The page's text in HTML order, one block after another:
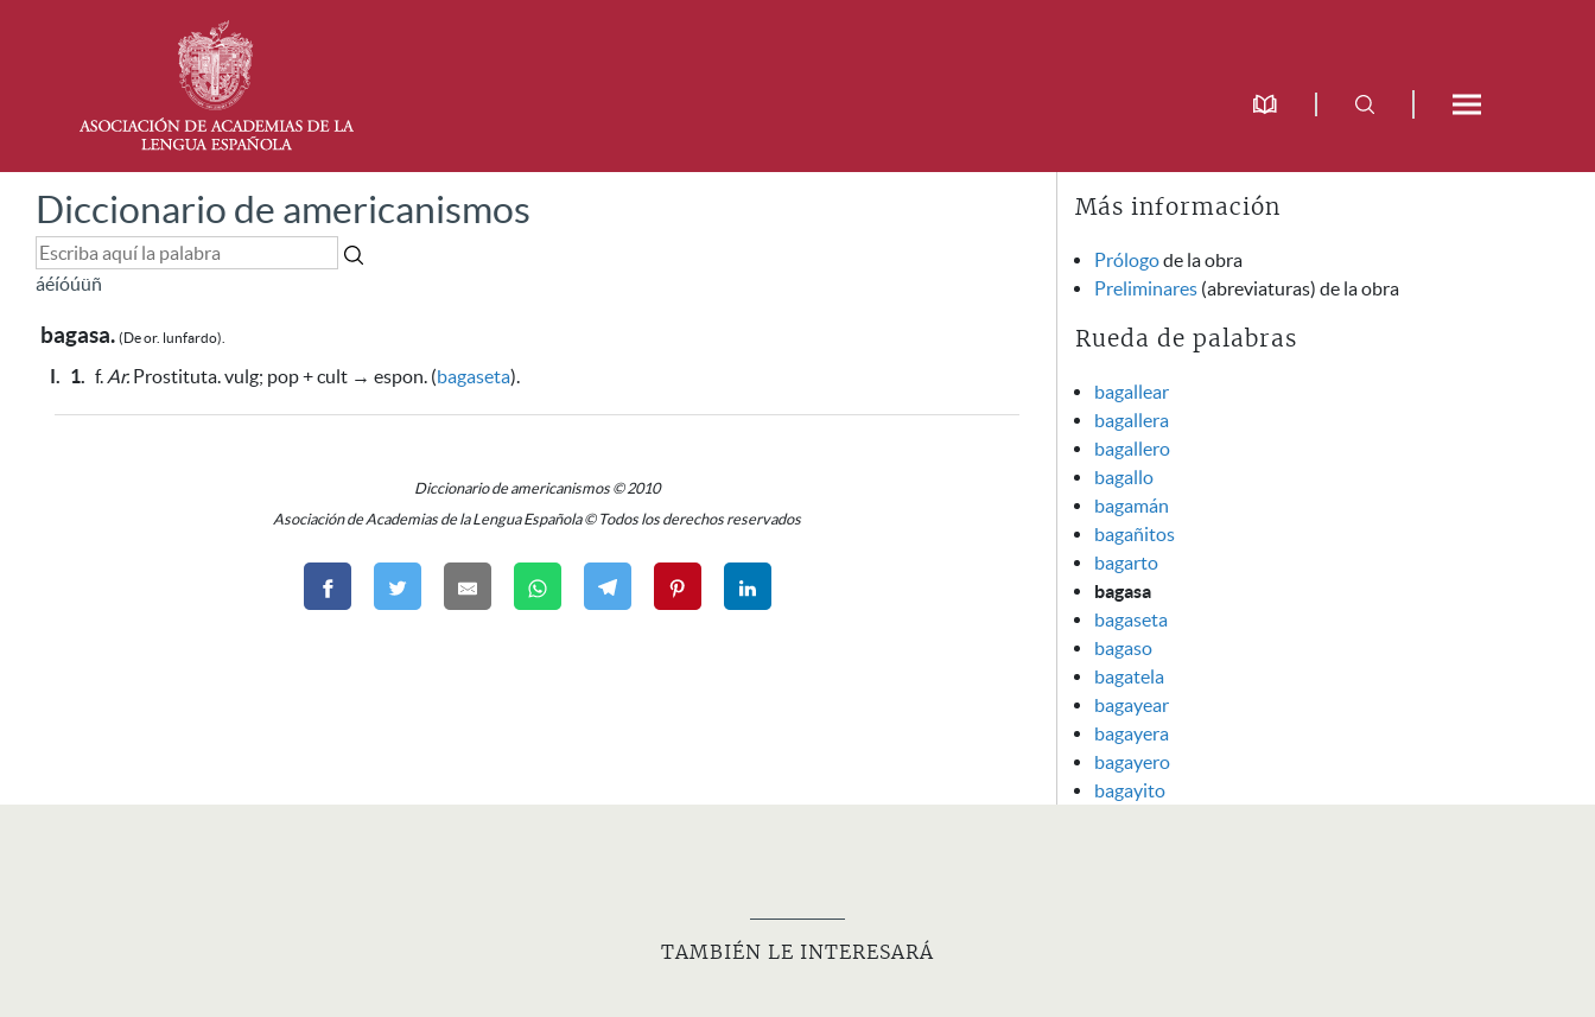
Diccionario de americanismos
áéíóúüñ
bagasa. (De or. lunfardo).
I. 1. f. Ar. Prostituta. vulg; pop + cult → espon. (bagaseta).
Diccionario de americanismos © 2010
Asociación de Academias de la Lengua Española © Todos los derechos reservados
Más información
Prólogode la obra
Preliminares (abreviaturas) de la obra
Rueda de palabras
bagallear
bagallera
bagallero
bagallo
bagamán
bagañitos
bagarto
bagasa
bagaseta
bagaso
bagatela
bagayear
bagayera
bagayero
bagayito
TAMBIÉN LE INTERESARÁ